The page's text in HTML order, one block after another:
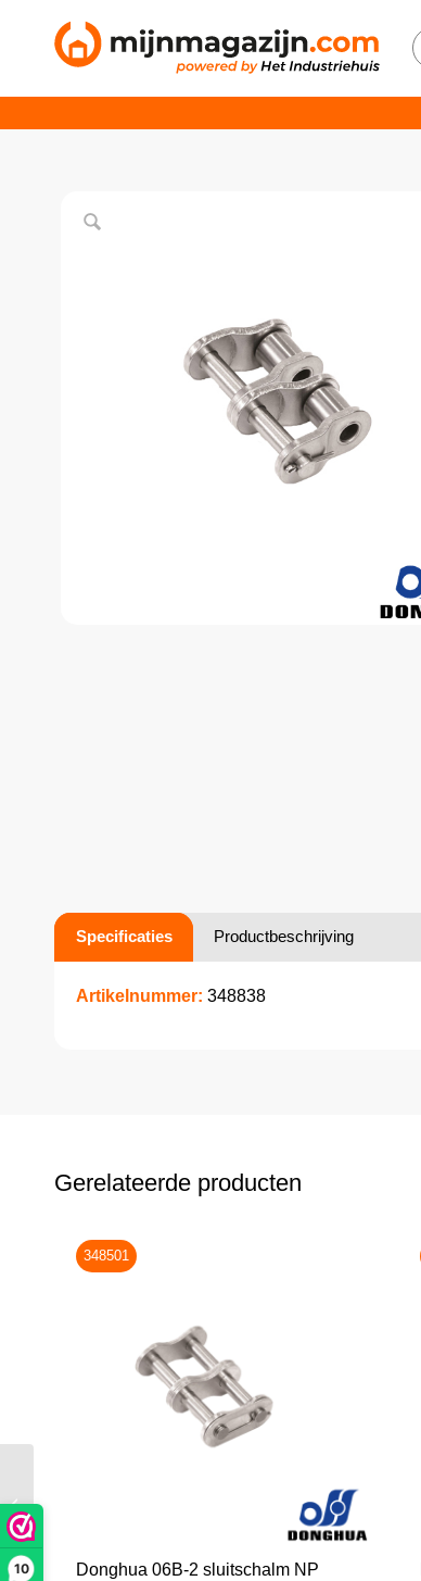
10
Specificaties Productbeschrijving
Artikelnummer: 348838
Gerelateerde producten
348501
Donghua 06B-2 sluitschalm NP
verloopschalm